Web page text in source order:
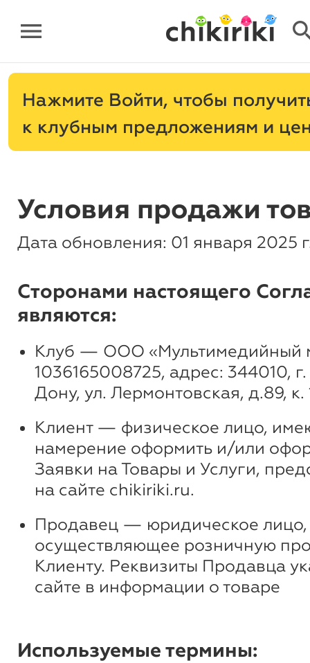
menu
Нажмите
, чтобы
к клубным предложениям и
Условия продажи
Дата обновления: 01 января 2025
Сторонами настоящего
являются:
Клуб — ООО «Мультимедийный
1036165008725, адрес: 344010,
Дону, ул. Лермонтовская, д.89, к.
Клиент — физическое лицо,
намерение оформить и/или
Заявки на Товары и Услуги,
на сайте chikiriki.ru.
Продавец — юридическое лицо,
осуществляющее розничную
Клиенту. Реквизиты Продавца
сайте в информации о товаре
Используемые термины: